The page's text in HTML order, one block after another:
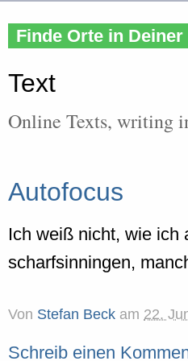
Finde Orte in
Text
Online Texts, writing
Autofocus
Ich weiß nicht, wie ich
scharfsinningen,
Von Stefan Beck am 22.
Schreib einen